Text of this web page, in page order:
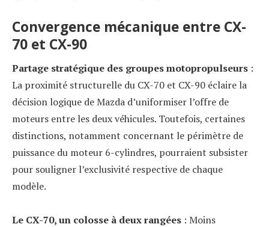
Convergence mécanique entre CX-
70 et CX-90
Partage stratégique des groupes motopropulseurs :
La proximité structurelle du CX-70 et CX-90 éclaire la
décision logique de Mazda d’uniformiser l’offre de
moteurs entre les deux véhicules. Toutefois, certaines
distinctions, notamment concernant le périmètre de
puissance du moteur 6-cylindres, pourraient subsister
pour souligner l’exclusivité respective de chaque
modèle.
Le CX-70, un colosse à deux rangées : Moins